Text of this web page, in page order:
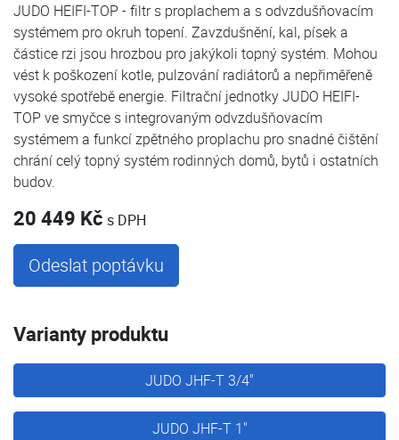
JUDO HEIFI-TOP - filtr s proplachem a s odvzdušňovacím
systémem pro okruh topení. Zavzdušnění, kal, písek a
částice rzi jsou hrozbou pro jakýkoli topný systém. Mohou
vést k poškození kotle, pulzování radiátorů a nepřiměřeně
vysoké spotřebě energie. Filtrační jednotky JUDO HEIFI-
TOP ve smyčce s integrovaným odvzdušňovacím
systémem a funkcí zpětného proplachu pro snadné čištění
chrání celý topný systém rodinných domů, bytů i ostatních
budov.
20 449 Kč s DPH
Odeslat poptávku
Varianty produktu
JUDO JHF-T 3/4"
JUDO JHF-T 1"